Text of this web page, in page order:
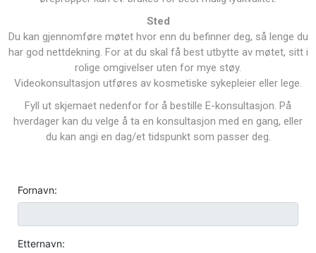
Sted
Du kan gjennomføre møtet hvor enn du befinner deg, så lenge du
har god nettdekning. For at du skal få best utbytte av møtet, sitt i
rolige omgivelser uten for mye støy.
Videokonsultasjon utføres av kosmetiske sykepleier eller lege.
Fyll ut skjemaet nedenfor for å bestille E-konsultasjon. På
hverdager kan du velge å ta en konsultasjon med en gang, eller
du kan angi en dag/et tidspunkt som passer deg.